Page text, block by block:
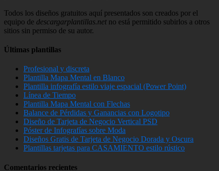
Todos los diseños gratuitos aquí presentados son creados por el
equipo de descargarplantillas.net no está permitido subirlos a otros
sitios sin permiso de su autor.
Últimas plantillas
Profesional y discreta
Plantilla Mapa Mental en Blanco
Plantilla infografía estilo viaje espacial (Power Point)
Línea de Tiempo
Plantilla Mapa Mental con Flechas
Balance de Pérdidas y Ganancias con Logotipo
Diseño de Tarjeta de Negocio Vertical PSD
Póster de Infografías sobre Moda
Diseños Gratis de Tarjeta de Negocio Dorada y Oscura
Plantillas tarjetas para CASAMIENTO estilo rústico
Comentarios recientes